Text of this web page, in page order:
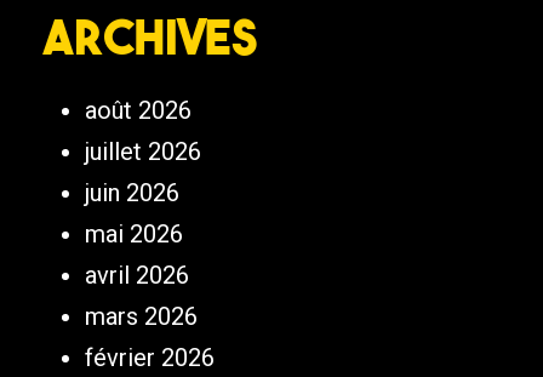
Archives
août 2026
juillet 2026
juin 2026
mai 2026
avril 2026
mars 2026
février 2026